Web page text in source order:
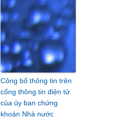
Công bố thông tin trên
cổng thông tin điện tử
của ủy ban chứng
khoán Nhà nước